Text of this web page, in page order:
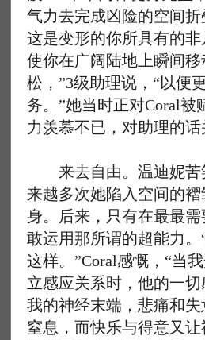
气力去完成凶险的空间折
这是变形的你所具有的
使你在广阔陆地上瞬间
松，”3级助理说，“以便
务。”她当时正对Coral被
力羡慕不已，对助理的话
来去自由。温迪妮苦
来越多次她陷入空间的
身。后来，只有在最最
敢运用那所谓的超能力
这样。”Coral感慨，“当
立感应关系时，他的一
我的神经末端，悲痛和
窒息，而快乐与得意又